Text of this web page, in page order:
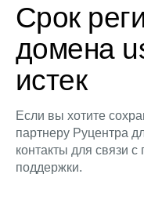
Срок
домена
истек
Если вы хотите
партнеру Руцентра
контакты для связи
поддержки.